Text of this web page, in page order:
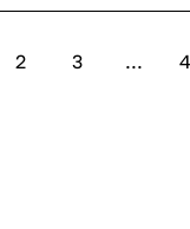
2 3 ...